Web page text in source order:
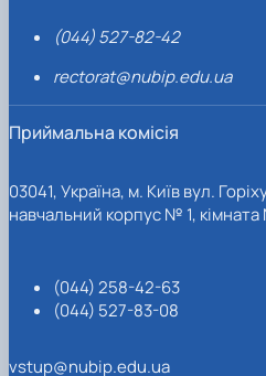
(044) 527-82-42
rectorat@nubip.edu.ua
Приймальна комісія
03041, Україна, м. Київ вул.
навчальний корпус № 1,
(044) 258-42-63
(044) 527-83-08
vstup@nubip.edu.ua